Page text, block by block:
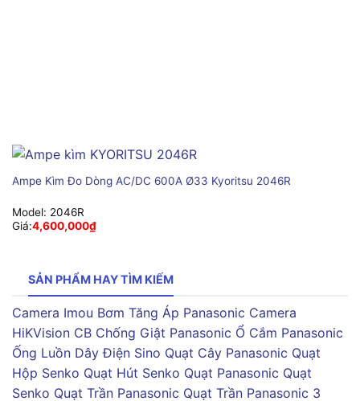
Ampe Kìm Đo Dòng AC/DC 600A Ø33 Kyoritsu 2046R
Model: 2046R
Giá:4,600,000₫
SẢN PHẨM HAY TÌM KIẾM
Camera Imou Bơm Tăng Áp Panasonic Camera
HiKVision CB Chống Giật Panasonic Ổ Cắm Panasonic
Ống Luồn Dây Điện Sino Quạt Cây Panasonic Quạt
Hộp Senko Quạt Hút Senko Quạt Panasonic Quạt
Senko Quạt Trần Panasonic Quạt Trần Panasonic 3